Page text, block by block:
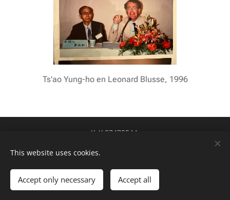
Ts'ao Yung-ho en Leonard Blusse, 1996
KvK 87478544
btw-id NL004424449B84
Talen
Nederlands
English
This website uses cookies.
Accept only necessary Accept all